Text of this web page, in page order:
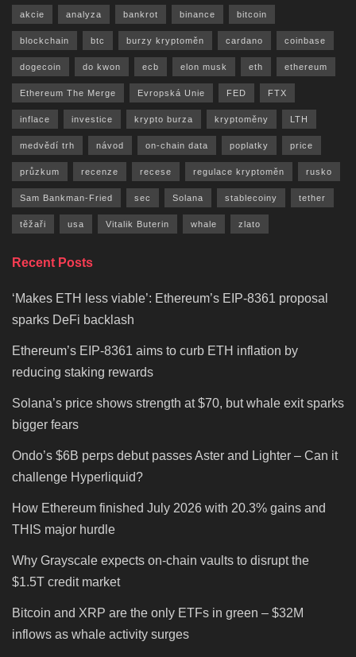
akcie analyza bankrot binance bitcoin
blockchain btc burzy kryptoměn cardano coinbase
dogecoin do kwon ecb elon musk eth ethereum
Ethereum The Merge Evropská Unie FED FTX
inflace investice krypto burza kryptoměny LTH
medvědí trh návod on-chain data poplatky price
průzkum recenze recese regulace kryptoměn rusko
Sam Bankman-Fried sec Solana stablecoiny tether
těžaři usa Vitalik Buterin whale zlato
Recent Posts
‘Makes ETH less viable’: Ethereum’s EIP-8361 proposal
sparks DeFi backlash
Ethereum’s EIP-8361 aims to curb ETH inflation by
reducing staking rewards
Solana’s price shows strength at $70, but whale exit sparks
bigger fears
Ondo’s $6B perps debut passes Aster and Lighter – Can it
challenge Hyperliquid?
How Ethereum finished July 2026 with 20.3% gains and
THIS major hurdle
Why Grayscale expects on-chain vaults to disrupt the
$1.5T credit market
Bitcoin and XRP are the only ETFs in green – $32M
inflows as whale activity surges